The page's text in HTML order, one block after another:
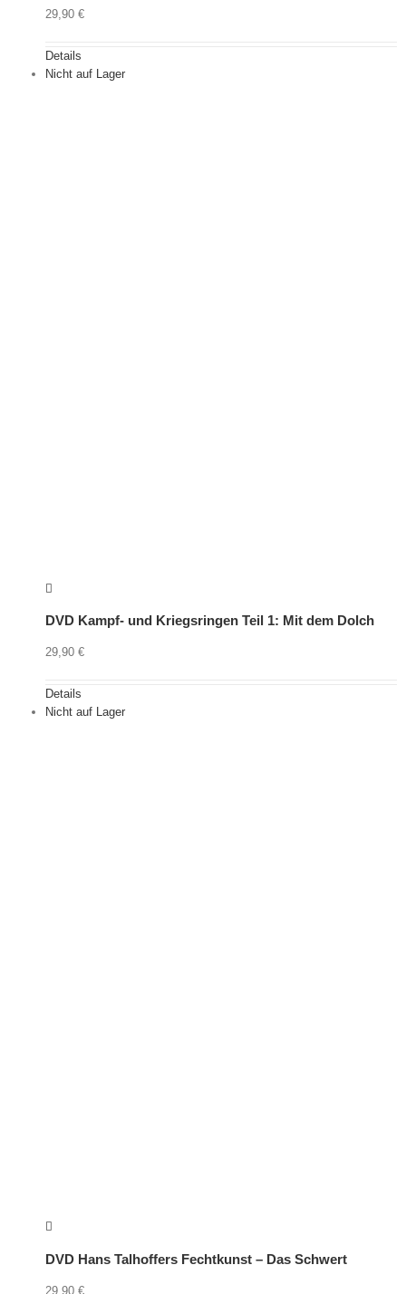
29,90 €
Details
Nicht auf Lager
DVD Kampf- und Kriegsringen Teil 1: Mit dem Dolch
29,90 €
Details
Nicht auf Lager
DVD Hans Talhoffers Fechtkunst – Das Schwert
29,90 €